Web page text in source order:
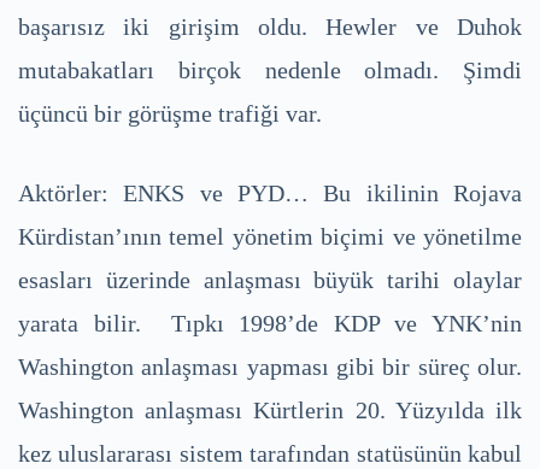
başarısız iki girişim oldu. Hewler ve Duhok
mutabakatları birçok nedenle olmadı. Şimdi
üçüncü bir görüşme trafiği var.
Aktörler: ENKS ve PYD… Bu ikilinin Rojava
Kürdistan’ının temel yönetim biçimi ve yönetilme
esasları üzerinde anlaşması büyük tarihi olaylar
yarata bilir. Tıpkı 1998’de KDP ve YNK’nin
Washington anlaşması yapması gibi bir süreç olur.
Washington anlaşması Kürtlerin 20. Yüzyılda ilk
kez uluslararası sistem tarafından statüsünün kabul